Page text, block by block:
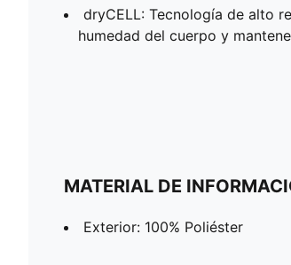
dryCELL: Tecnología de alto
humedad del cuerpo y
MATERIAL DE
Exterior: 100% Poliéster